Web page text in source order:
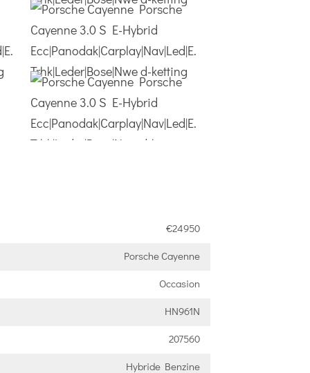
€24950
Porsche Cayenne
Occasion
HN961N
207560
Hybride Benzine